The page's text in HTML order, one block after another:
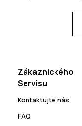
Zákaznického
Servisu
Kontaktujte nás
FAQ